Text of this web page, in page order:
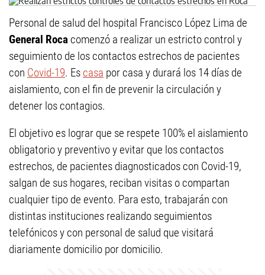
Personal de salud del hospital Francisco López Lima de
General Roca comenzó a realizar un estricto control y
seguimiento de los contactos estrechos de pacientes
con Covid-19. Es casa por casa y durará los 14 días de
aislamiento, con el fin de prevenir la circulación y
detener los contagios.
El objetivo es lograr que se respete 100% el aislamiento
obligatorio y preventivo y evitar que los contactos
estrechos, de pacientes diagnosticados con Covid-19,
salgan de sus hogares, reciban visitas o compartan
cualquier tipo de evento. Para esto, trabajarán con
distintas instituciones realizando seguimientos
telefónicos y con personal de salud que visitará
diariamente domicilio por domicilio.